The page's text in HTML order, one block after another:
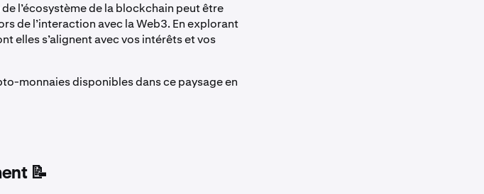
l’écosystème de la blockchain peut être
de l’interaction avec la Web3. En explorant
elles s’alignent avec vos intérêts et vos
monnaies disponibles dans ce paysage en
📝